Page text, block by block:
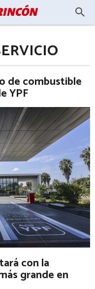
de combustible
YPF
con la
grande en